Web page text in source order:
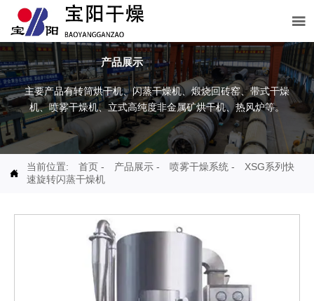

产品展示
主要产品有转筒烘干机、闪蒸干燥机、煅烧回砖窑、带式干燥
机、喷雾干燥机、立式高纯度非金属矿烘干机、热风炉等。

当前位置: 首页 - 产品展示 - 喷雾干燥系统 -
XSG系列快
速旋转闪蒸干燥机